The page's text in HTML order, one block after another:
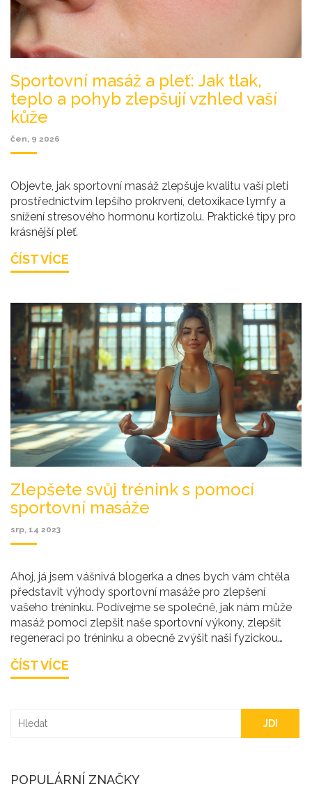
Sportovní masáž a pleť: Jak tlak,
teplo a pohyb zlepšují vzhled vaší
kůže
čen, 9 2026
Objevte, jak sportovní masáž zlepšuje kvalitu vaší pleti
prostřednictvím lepšího prokrvení, detoxikace lymfy a
snížení stresového hormonu kortizolu. Praktické tipy pro
krásnější pleť.
ČÍST VÍCE
Zlepšete svůj trénink s pomocí
sportovní masáže
srp, 14 2023
Ahoj, já jsem vášnivá blogerka a dnes bych vám chtěla
představit výhody sportovní masáže pro zlepšení
vašeho tréninku. Podívejme se společně, jak nám může
masáž pomoci zlepšit naše sportovní výkony, zlepšit
regeneraci po tréninku a obecně zvýšit naši fyzickou
uvolňující, ale také velmi prospěšné pro naše tělo a mysl.
ČÍST VÍCE
JDI
POPULÁRNÍ ZNAČKY